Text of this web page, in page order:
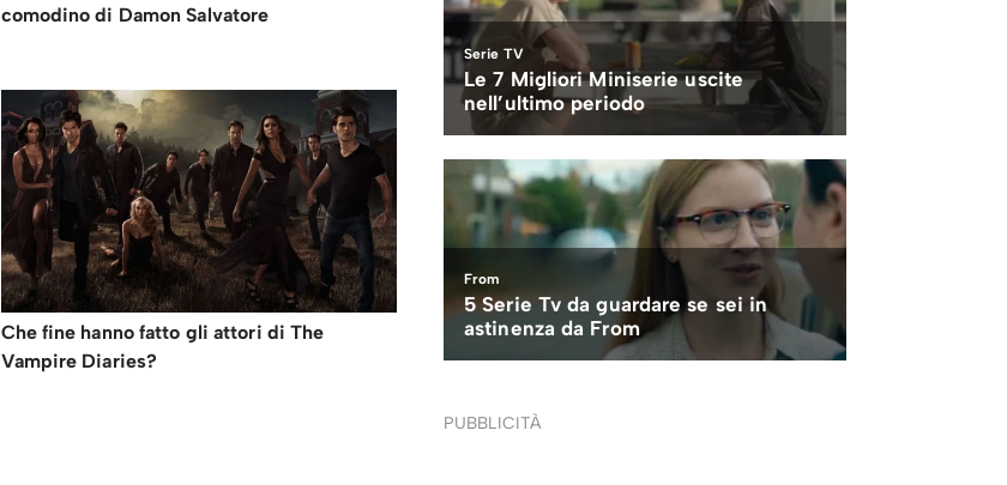
comodino di Damon Salvatore
Che fine hanno fatto gli attori di The
Vampire Diaries?
PUBBLICITÀ